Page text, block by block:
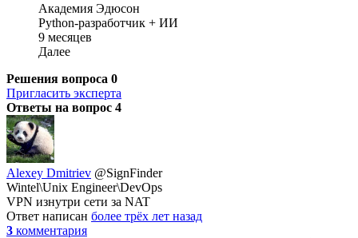
Академия Эдюсон
Python-разработчик + ИИ
9 месяцев
Далее
Решения вопроса 0
Пригласить эксперта
Ответы на вопрос 4
Alexey Dmitriev @SignFinder
Wintel\Unix Engineer\DevOps
VPN изнутри сети за NAT
Ответ написан более трёх лет назад
3 комментария